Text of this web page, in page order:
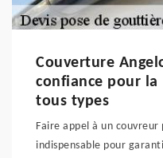
Couverture
confiance pour
tous types
Faire appel à un
indispensable pour